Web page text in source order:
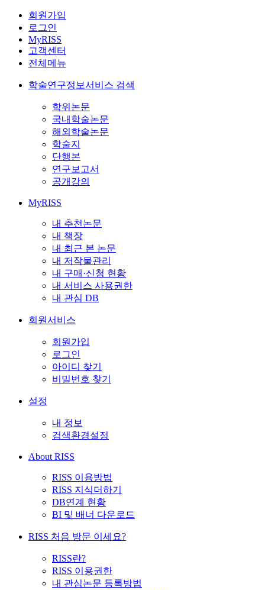
회원가입
로그인
MyRISS
고객센터
전체메뉴
학술연구정보서비스 검색
학위논문
국내학술논문
해외학술논문
학술지
단행본
연구보고서
공개강의
MyRISS
내 추천논문
내 책장
내 최근 본 논문
내 저작물관리
내 구매·신청 현황
내 서비스 사용권한
내 관심 DB
회원서비스
회원가입
로그인
아이디 찾기
비밀번호 찾기
설정
내 정보
검색환경설정
About RISS
RISS 이용방법
RISS 지식더하기
DB연계 현황
BI 및 배너 다운로드
RISS 처음 방문 이세요?
RISS란?
RISS 이용권한
내 관심논문 등록방법